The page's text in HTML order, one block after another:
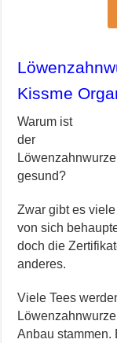
Kissme
Warum ist
der
gesund?
Zwar gibt es
von sich
doch die
anderes.
Viele Tees
Anbau stammen.